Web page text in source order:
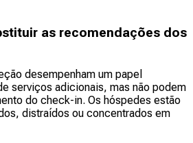
as recomendações dos
desempenham um papel
serviços adicionais, mas não podem
do check-in. Os hóspedes estão
distraídos ou concentrados em